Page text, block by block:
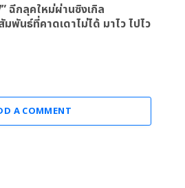
ฉีกลุคใหม่ผ่านซิงเกิล
พันธ์ที่คาดเดาไม่ได้ มาไว ไปไว
A COMMENT